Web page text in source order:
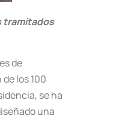
tramitados
de
los 100
se ha
una